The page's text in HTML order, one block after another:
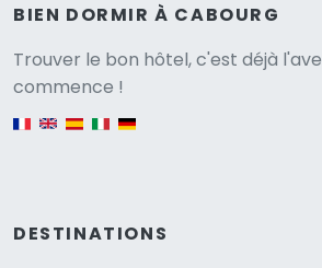
BIEN DORMIR À CABOURG
Trouver le bon hôtel, c'est déjà
commence !
DESTINATIONS